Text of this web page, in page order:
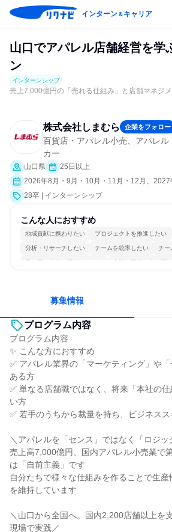
インターン＆キャリア
山口でアパレル店舗経営を学
ン
インターンシップ
売上7,000億円の「売れる仕組み」と店舗マネジ
株式会社しまむら 企業をフォロー
百貨店・アパレル小売、アパレ
カー
山口県
25日以上
2026年8月・9月・10月・11月・12月、2027
28卒 | インターンシップ
こんな人におすすめ
地域貢献に携わりたい プロジェクトを推進したい
分析・リサーチしたい チームを統率したい チー
長く同じ会社に居続けられる 多様な職種の人と関わ
募集情報
プログラム内容
プログラム内容
✨ こんな方におすすめ
✅ アパレル業界の「マーケティング」や
ある方
✅ 単なる店舗職ではなく、将来「本社の
い方
✅ 若手のうちから裁量を持ち、ビジネス
＼アパレルを「センス」ではなく「ロジッ
売上高7,000億円、国内アパレル小売業で
は「自前主義」です
自分たちで様々な仕組みを作ることで生
を維持しています
＼山口から全国へ。国内2,200店舗以上を
現場で実践／